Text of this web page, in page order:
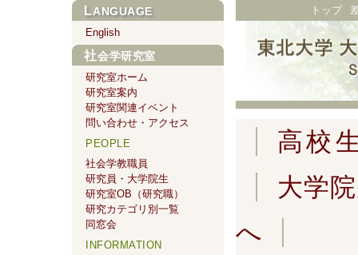
トップ
高校
大学
へ
LANGUAGE
English
社会学研究室
研究室ホーム
研究室案内
研究室関連イベント
問い合わせ・アクセス
PEOPLE
社会学教職員
研究員・大学院生
研究室OB（研究職）
研究カテゴリ別一覧
同窓会
INFORMATION